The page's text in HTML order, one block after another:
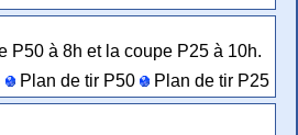
P50 à 8h et la coupe P25 à 10h.
Plan de tir P50
Plan de tir P25